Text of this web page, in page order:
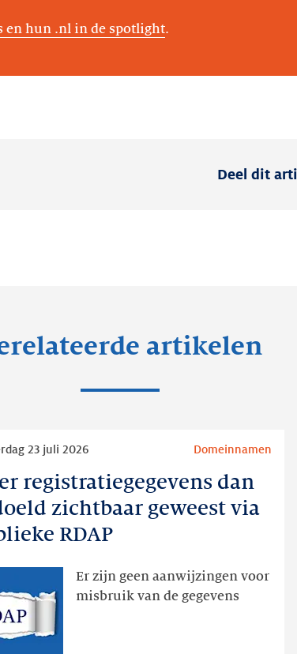
en hun .nl in de spotlight.
Deel dit
artikelen
registratiegegevens dan
zichtbaar geweest via
RDAP
23 juli 2026 Domeinnamen
Er zijn geen aanwijzingen voor
misbruik van de gegevens